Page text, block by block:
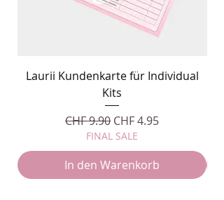
Laurii Kundenkarte für Individual
Kits
Standardpreis
CHF 9.90 Sale-Preis
CHF 4.95
FINAL SALE
In den Warenkorb